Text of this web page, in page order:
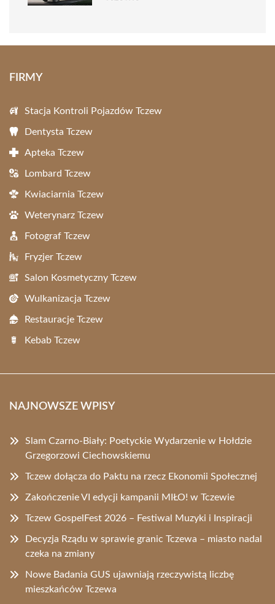
FIRMY
Stacja Kontroli Pojazdów Tczew
Dentysta Tczew
Apteka Tczew
Lombard Tczew
Kwiaciarnia Tczew
Weterynarz Tczew
Fotograf Tczew
Fryzjer Tczew
Salon Kosmetyczny Tczew
Wulkanizacja Tczew
Restauracje Tczew
Kebab Tczew
NAJNOWSZE WPISY
Slam Czarno-Biały: Poetyckie Wydarzenie w Hołdzie
Grzegorzowi Ciechowskiemu
Tczew dołącza do Paktu na rzecz Ekonomii Społecznej
Zakończenie VI edycji kampanii MIŁO! w Tczewie
Tczew GospelFest 2026 – Festiwal Muzyki i Inspiracji
Decyzja Rządu w sprawie granic Tczewa – miasto nadal
czeka na zmiany
Nowe Badania GUS ujawniają rzeczywistą liczbę
mieszkańców Tczewa